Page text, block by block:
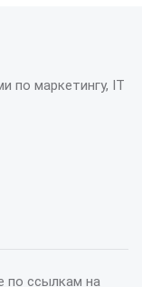
по маркетингу, IT
по ссылкам на